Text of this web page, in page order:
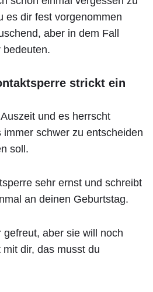
es dir fest vorgenommen
aber in dem Fall
bedeuten.
strickt ein
und es herrscht
schwer zu entscheiden
soll.
sehr ernst und schreibt
an deinen Geburtstag.
aber sie will noch
dir, das musst du